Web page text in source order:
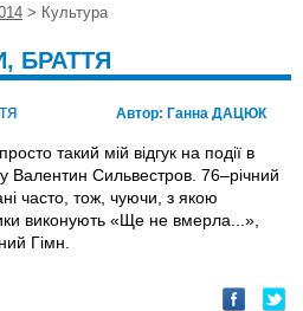
> Культура
БРАТТЯ
Автор: Ганна ДАЦЮК
такий мій відгук на події в
Валентин Сильвестров. 76–річний
часто, тож, чуючи, з якою
виконують «Ще не вмерла...»,
Гімн.